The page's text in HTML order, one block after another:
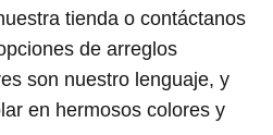
tienda o contáctanos
de arreglos
son nuestro lenguaje, y
en hermosos colores y